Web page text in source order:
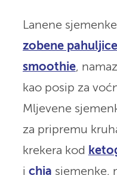
Lanene
zobene
smoothie,
kao posip za
Mljevene
za pripremu
krekera kod
i chia sjemenke,